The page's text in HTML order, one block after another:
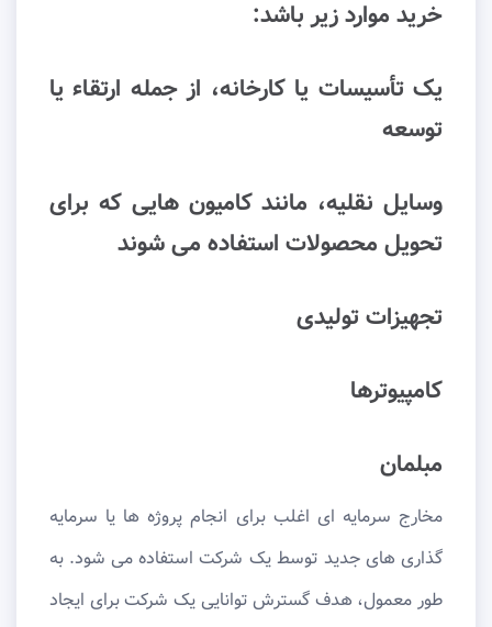
خرید موارد زیر باشد:
یک تأسیسات یا کارخانه، از جمله ارتقاء یا
توسعه
وسایل نقلیه، مانند کامیون هایی که برای
تحویل محصولات استفاده می شوند
تجهیزات تولیدی
کامپیوترها
مبلمان
مخارج سرمایه ای اغلب برای انجام پروژه ها یا سرمایه
گذاری های جدید توسط یک شرکت استفاده می شود. به
طور معمول، هدف گسترش توانایی یک شرکت برای ایجاد